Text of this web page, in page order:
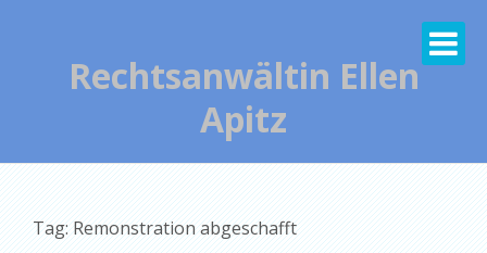
Rechtsanwältin Ellen
Apitz
Tag: Remonstration abgeschafft